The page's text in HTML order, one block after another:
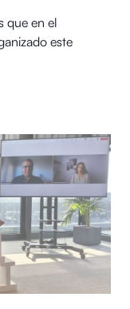
que en el
este